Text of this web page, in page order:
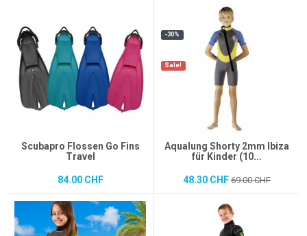
Scubapro Flossen Go Fins
Travel
84.00 CHF
Sale!
Aqualung Shorty 2mm Ibiza
für Kinder (10...
48.30 CHF 69.00 CHF
-30%